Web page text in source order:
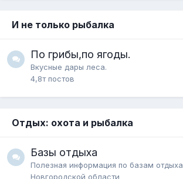
И не только рыбалка
По грибы,по ягоды.
Вкусные дары леса.
4,8т постов
Отдых: охота и рыбалка
Базы отдыха
Полезная информация по базам отдыха
Новгородской области